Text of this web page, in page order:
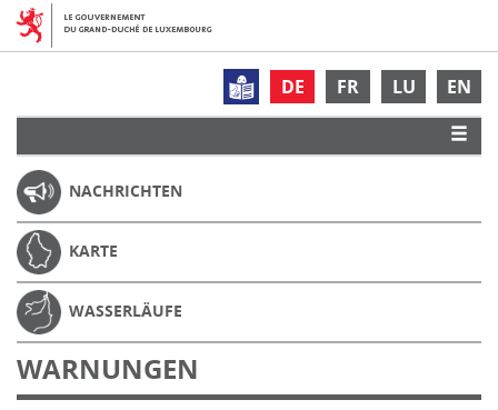
DE FR LU EN
NACHRICHTEN
KARTE
WASSERLÄUFE
WARNUNGEN